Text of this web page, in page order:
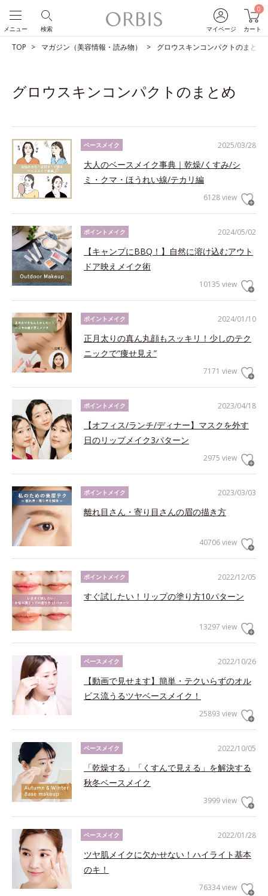
マイページ
0
カート
検索
メニュー
TOP マガジン（美容情報・読み物） グロウスキンコンパクトのまとめ
グロウスキンコンパクトのまとめ
2025/03/28
ベースメイク
大人のベースメイク事典｜乾燥/くすみ/シ
ミ・クマ・ほうれい線/テカリ編
6128 view
2024/05/02
ポイントメイク
【キャンプにBBQ！】自然に溶け込むアウト
ドア映えメイク術
10135 view
2024/01/10
ポイントメイク
正月太りの真ん丸顔もスッキリ！少しのテク
ニックで“痩せ見え”
7171 view
2023/04/18
ポイントメイク
【オフィス/ランチ/ディナー】マスクを外す
日のリップメイク3パターン
2975 view
2023/03/03
ポイントメイク
離れ目さん・寄り目さんの眉の描き方
40706 view
2022/12/05
ポイントメイク
すぐ試したい！リップの塗り方10パターン
13297 view
2022/10/26
ベースメイク
【動画で見せます】簡単・テクいらずのオル
ビス流うるツヤベースメイク！
25893 view
2022/10/05
ベースメイク
「乾燥する」「くすんで見える」を解決する
秋冬ベースメイク
3999 view
2022/01/28
ベースメイク
ツヤ肌メイクに欠かせない！ハイライト基本
のキ！
76334 view